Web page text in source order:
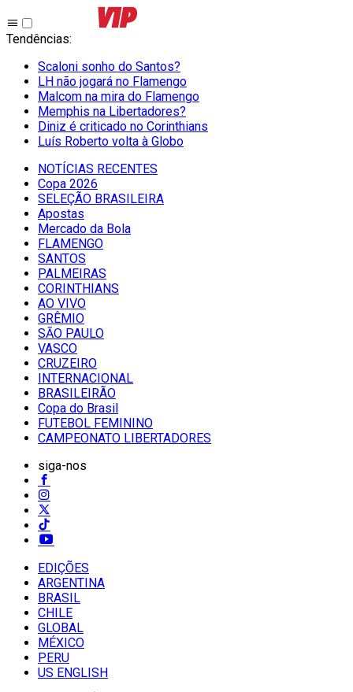
Tendências:
Scaloni sonho do Santos?
LH não jogará no Flamengo
Malcom na mira do Flamengo
Memphis na Libertadores?
Diniz é criticado no Corinthians
Luís Roberto volta à Globo
NOTÍCIAS RECENTES
Copa 2026
SELEÇÃO BRASILEIRA
Apostas
Mercado da Bola
FLAMENGO
SANTOS
PALMEIRAS
CORINTHIANS
AO VIVO
GRÊMIO
SĀO PAULO
VASCO
CRUZEIRO
INTERNACIONAL
BRASILEIRÃO
Copa do Brasil
FUTEBOL FEMININO
CAMPEONATO LIBERTADORES
siga-nos
EDIÇÕES
ARGENTINA
BRASIL
CHILE
GLOBAL
MÉXICO
PERU
US ENGLISH